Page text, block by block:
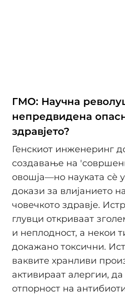
ГМО: Научна
непредвидена
здравјето?
Генскиот инженеринг
создавање на
овошја—но науката сè
докази за влијанието
човечкото здравје.
глувци откриваат
и неплодност, а некои
докажано токсични.
ваквите хранливи
активираат алергии, да
отпорност на